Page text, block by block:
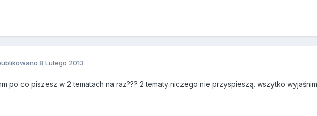
8 Lutego 2013
po co piszesz w 2 tematach na raz??? 2 tematy niczego nie przyspieszą. wszytko